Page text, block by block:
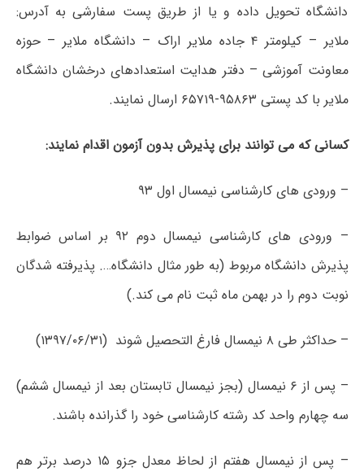
دانشگاه تحویل داده و یا از طریق پست سفارشی به آدرس:
ملایر – کیلومتر ۴ جاده ملایر اراک – دانشگاه ملایر – حوزه
معاونت آموزشی – دفتر هدایت استعدادهای درخشان دانشگاه
ملایر با کد پستی ۹۵۸۶۳-۶۵۷۱۹ ارسال نمایند.
کسانی که می توانند برای پذیرش بدون آزمون اقدام نمایند:
– ورودی های کارشناسی نیمسال اول ۹۳
– ورودی های کارشناسی نیمسال دوم ۹۲ بر اساس ضوابط
پذیرش دانشگاه مربوط (به طور مثال دانشگاه…. پذیرفته شدگان
نوبت دوم را در بهمن ماه ثبت نام می کند.)
– حداکثر طی ۸ نیمسال فارغ التحصیل شوند (۱۳۹۷/۰۶/۳۱)
– پس از ۶ نیمسال (بجز نیمسال تابستان بعد از نیمسال ششم)
سه چهارم واحد کد رشته کارشناسی خود را گذرانده باشند.
– پس از نیمسال هفتم از لحاظ معدل جزو ۱۵ درصد برتر هم